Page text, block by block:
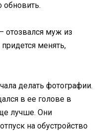
обновить.
отозвался муж из
менять,
делать фотографии.
в ее голове в
лучше. Они
на обустройство